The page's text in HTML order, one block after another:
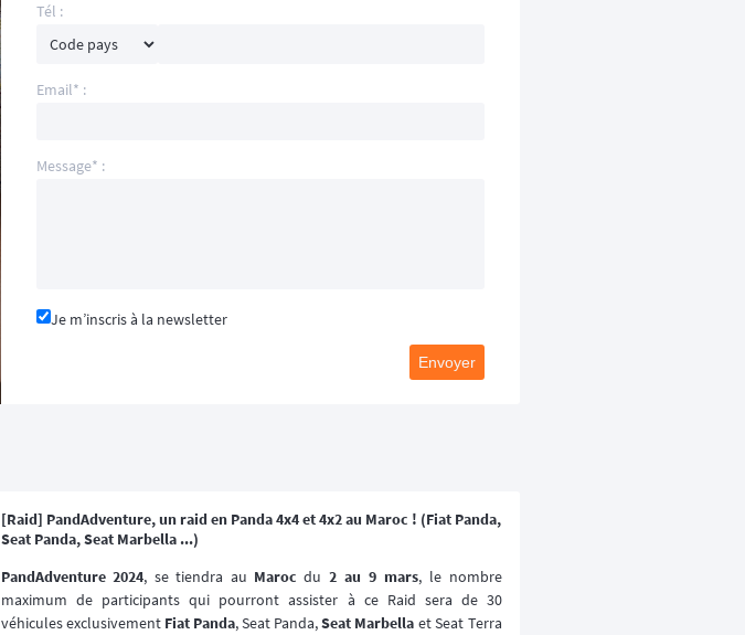
Tél :
Email* :
Message* :
Je m’inscris à la newsletter
Envoyer
[Raid] PandAdventure, un raid en Panda 4x4 et 4x2 au Maroc ! (Fiat Panda,
Seat Panda, Seat Marbella ...)
PandAdventure 2024, se tiendra au Maroc du 2 au 9 mars, le nombre
maximum de participants qui pourront assister à ce Raid sera de 30
véhicules exclusivement Fiat Panda, Seat Panda, Seat Marbella et Seat Terra